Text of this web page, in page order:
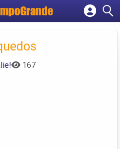
empresa
conta
167